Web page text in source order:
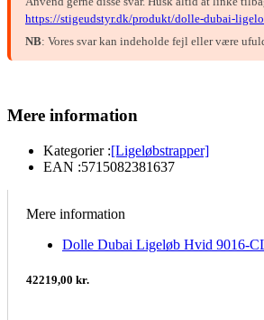
https://stigeudstyr.dk/produkt/dolle-dubai-
NB: Vores svar kan indeholde fejl eller være
Mere information
Kategorier :[Ligeløbstrapper]
EAN :5715082381637
Mere information
Dolle Dubai Ligeløb Hvid 9016-
42219,00 kr.